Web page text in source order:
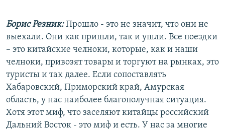
Борис Резник:Прошло - это не значит, что они не
выехали. Они как пришли, так и ушли. Все поездки
– это китайские челноки, которые, как и наши
челноки, привозят товары и торгуют на рынках, это
туристы и так далее. Если сопоставлять
Хабаровский, Приморский край, Амурская
область, у нас наиболее благополучная ситуация.
Хотя этот миф, что заселяют китайцы российский
Дальний Восток - это миф и есть. У нас за многие